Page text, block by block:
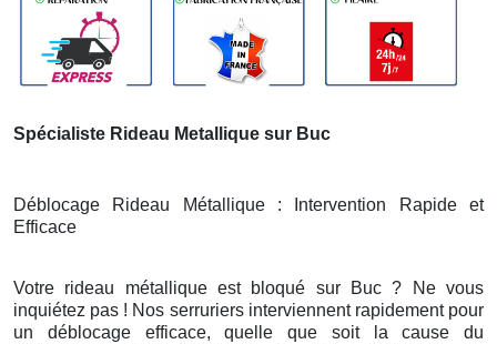
Spécialiste Rideau Metallique sur Buc
Déblocage Rideau Métallique : Intervention Rapide et
Efficace
Votre rideau métallique est bloqué sur Buc ? Ne vous
inquiétez pas ! Nos serruriers interviennent rapidement pour
un déblocage efficace, quelle que soit la cause du